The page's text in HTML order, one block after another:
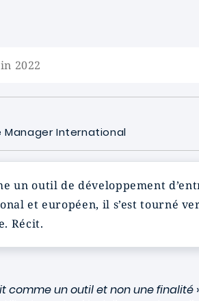
2022
Manager International
un outil de développement
et européen, il s’est tourné
Récit.
comme un outil et non une finalité